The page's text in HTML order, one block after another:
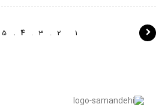
1
2
3
4
5